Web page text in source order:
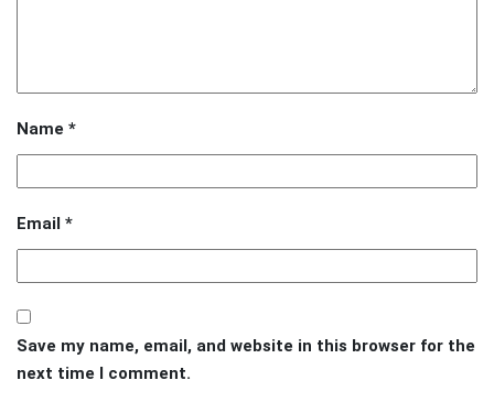
Name *
Email *
Save my name, email, and website in this browser for the
next time I comment.